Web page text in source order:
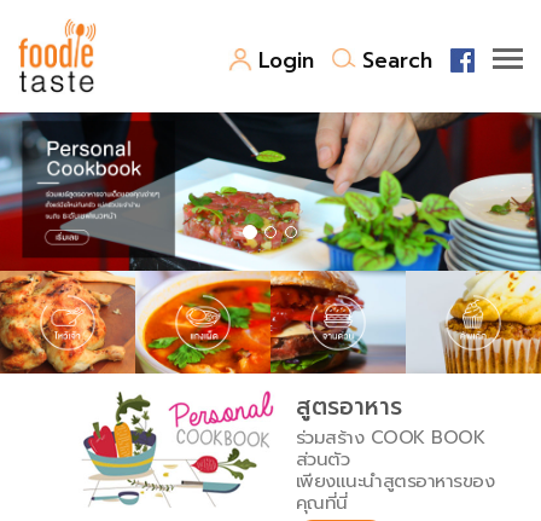
Login Search
สูตรอาหาร
สูตรอาหารล่าสุด
Top Foodie
พาไปชิม
สารพันก้นครัว
เคล็ดลับน่ารู้
เปรียบเทียบหน่วยการตวง
เปรียบเทียบอุณหภูมิ
เปรียบเทียบน้ำหนักวัตถุดิบ
FoodPedia
สร้าง Cookbook
สูตรอาหาร
ร่วมสร้าง COOK BOOK
ส่วนตัว
เพียงแนะนำสูตรอาหารของ
คุณที่นี่